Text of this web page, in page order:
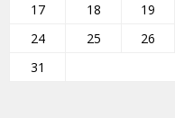
17
18 19
24
25 26
31